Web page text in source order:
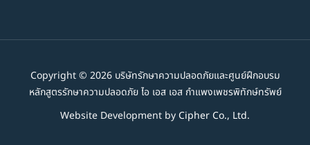
Copyright © 2026 บริษัทรักษาความปลอดภัยและศูนย์ฝึกอบรม
หลักสูตรรักษาความปลอดภัย ไอ เอส เอส กำแพงเพชรพิทักษ์ทรัพย์
Website Development byCipher Co., Ltd.